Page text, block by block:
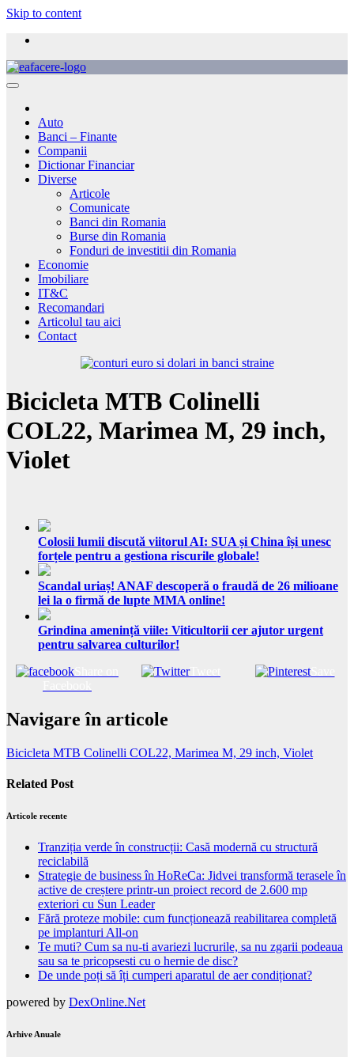
Skip to content
Auto
Banci – Finante
Companii
Dictionar Financiar
Diverse
Articole
Comunicate
Banci din Romania
Burse din Romania
Fonduri de investitii din Romania
Economie
Imobiliare
IT&C
Recomandari
Articolul tau aici
Contact
Bicicleta MTB Colinelli
COL22, Marimea M, 29 inch,
Violet
Colosii lumii discută viitorul AI: SUA și China își unesc
forțele pentru a gestiona riscurile globale!
Scandal uriaș! ANAF descoperă o fraudă de 26 milioane
lei la o firmă de lupte MMA online!
Grindina amenință viile: Viticultorii cer ajutor urgent
pentru salvarea culturilor!
Tweet Save
Navigare în articole
Bicicleta MTB Colinelli COL22, Marimea M, 29 inch, Violet
Related Post
Articole recente
Tranziția verde în construcții: Casă modernă cu structură
reciclabilă
Strategie de business în HoReCa: Jidvei transformă terasele în
active de creștere printr-un proiect record de 2.600 mp
exteriori cu Sun Leader
Fără proteze mobile: cum funcționează reabilitarea completă
pe implanturi All-on
Te muti? Cum sa nu-ti avariezi lucrurile, sa nu zgarii podeaua
sau sa te pricopsesti cu o hernie de disc?
De unde poți să îți cumperi aparatul de aer condiționat?
powered by DexOnline.Net
Arhive Anuale